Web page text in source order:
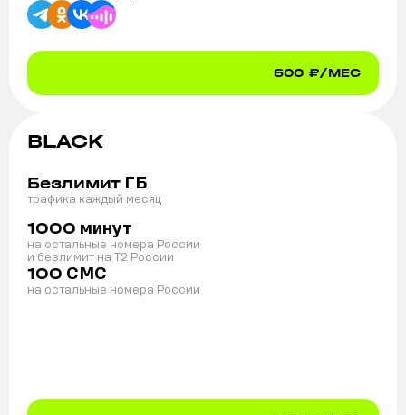
600 ₽/МЕС
BLACK
Безлимит ГБ
трафика каждый месяц
1000 минут
на остальные номера России
и безлимит на T2 России
100 СМС
на остальные номера России